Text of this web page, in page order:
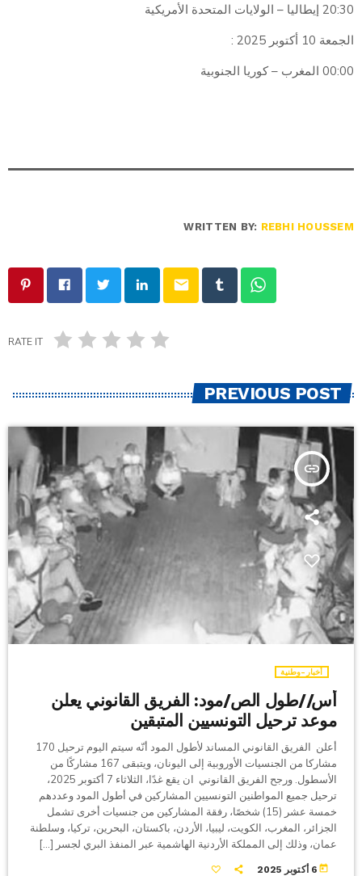
20:30 إيطاليا – الولايات المتحدة الأمريكية
الجمعة 10 أكتوبر 2025 :
00:00 المغرب – كوريا الجنوبية
WRITTEN BY: REBHI HOUSSEM
email
RATE IT
PREVIOUS POST
insert_link
أخبار-وطنية
أس//طول الص/مود: الفريق القانوني يعلن
موعد ترحيل التونسيين المتبقين
أعلن الفريق القانوني المساند لأطول المود أنّه سيتم اليوم ترحيل 170
مشاركا من الجنسيات الأوروبية إلى اليونان، ويتبقى 167 مشاركًا من
الأسطول. ورجح الفريق القانوني ان يقع غدًا، الثلاثاء 7 أكتوبر 2025،
ترحيل جميع المواطنين التونسيين المشاركين في أطول المود وعددهم
خمسة عشر (15) شخصًا، رفقة المشاركين من جنسيات أخرى تشمل
الجزائر، المغرب، الكويت، ليبيا، الأردن، باكستان، البحرين، تركيا، وسلطنة
عمان، وذلك إلى المملكة الأردنية الهاشمية عبر المنفذ البري لجسر […]
today 6 أكتوبر 2025